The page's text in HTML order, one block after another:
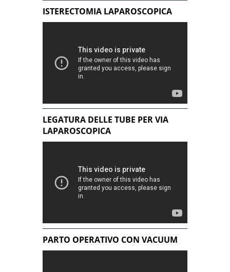
ISTERECTOMIA LAPAROSCOPICA
LEGATURA DELLE TUBE PER VIA
LAPAROSCOPICA
PARTO OPERATIVO CON VACUUM